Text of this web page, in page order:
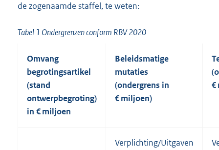
de zogenaamde staffel, te weten:
Tabel 1 Ondergrenzen conform RBV 2020
Omvang
begrotingsartikel
(stand
ontwerpbegroting)
in € miljoen
Beleidsmatige
mutaties
(ondergrens in
€ miljoen)
€
Verplichting/Uitgaven